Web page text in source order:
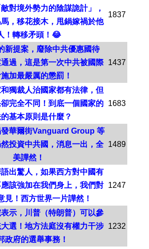
對境外勢力的陰謀詭計」，
，移花接木，甩鍋嫁禍於他
！轉移矛頭！😂
1837
新提案，廢除中共優惠國待
過，這是第一次中共被國際
加最嚴厲的懲罰！
1437
獨裁人治國家都有法律，但
完全不同！到底一個國家的
基本原則是什麼？
1683
華爾街Vanguard Group 等
投資中共國，消息一出，全
美譁然！
1489
出驚人，如果西方對中國有
該強加在我們身上，我們對
見！西方世界一片譁然！
1247
示，川普（特朗普）可以參
選！地方法庭沒有權力干涉
政府的選舉事務！
1232